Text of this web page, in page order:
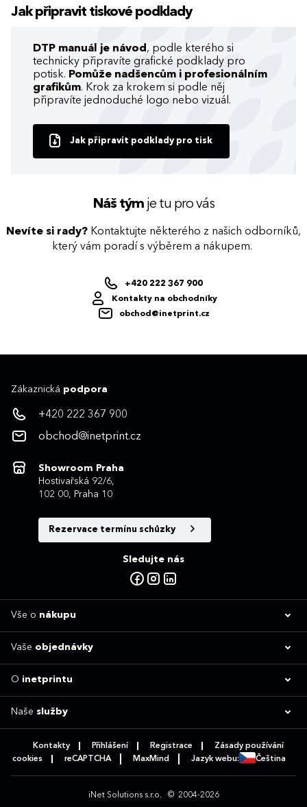
Jak připravit tiskové podklady
DTP manuál je návod , podle kterého si
technicky připravíte grafické podklady pro
potisk. Pomůže nadšencům i profesionálním
grafikům. Krok za krokem si podle něj
připravíte jednoduché logo nebo vizuál.
Jak připravit podklady pro tisk
Náš týmje tu pro vás
Nevíte si rady? Kontaktujte některého z našich odborníků,
který vám poradí s výběrem a nákupem.
+420 222 367 900
Kontakty na obchodníky
obchod@inetprint.cz
Zákaznická podpora
+420 222 367 900
obchod@inetprint.cz
Showroom Praha
Hostivařská 92/6,
102 00, Praha 10
Rezervace termínu schůzky
Sledujte nás
Vše o nákupu
Vaše objednávky
O inetprintu
Naše služby
Kontakty Přihlášení Registrace
Zásady používání
cookies
reCAPTCHA MaxMind Jazyk webu: Čeština
iNet Solutions s.r.o. © 2004-2026